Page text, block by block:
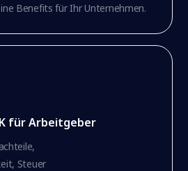
Benefits für Ihr Unternehmen.
für Arbeitgeber
Steuer